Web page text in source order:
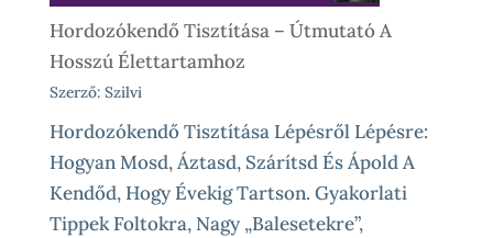
Hordozókendő Tisztítása – Útmutató A
Hosszú Élettartamhoz
Szerző: Szilvi
Hordozókendő Tisztítása Lépésről Lépésre:
Hogyan Mosd, Áztasd, Szárítsd És Ápold A
Kendőd, Hogy Évekig Tartson. Gyakorlati
Tippek Foltokra, Nagy „balesetekre”,